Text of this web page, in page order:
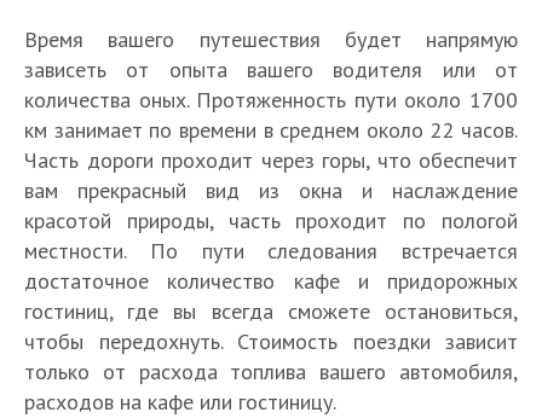
Время вашего путешествия будет напрямую
зависеть от опыта вашего водителя или от
количества оных. Протяженность пути около 1700
км занимает по времени в среднем около 22 часов.
Часть дороги проходит через горы, что обеспечит
вам прекрасный вид из окна и наслаждение
красотой природы, часть проходит по пологой
местности. По пути следования встречается
достаточное количество кафе и придорожных
гостиниц, где вы всегда сможете остановиться,
чтобы передохнуть. Стоимость поездки зависит
только от расхода топлива вашего автомобиля,
расходов на кафе или гостиницу.